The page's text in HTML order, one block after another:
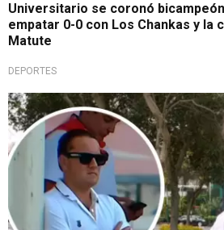
Universitario se coronó
empatar 0-0 con Los Chankas y la
Matute
DEPORTES
Con todo